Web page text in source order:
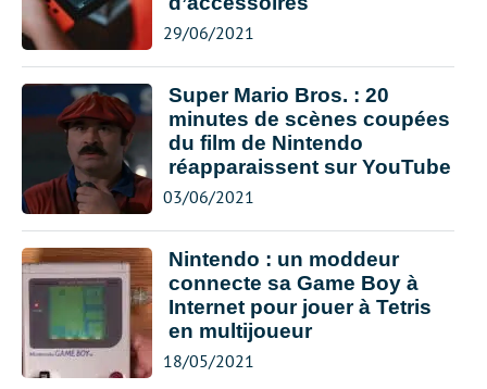
29/06/2021
Super Mario Bros. : 20
minutes de scènes coupées
du film de Nintendo
réapparaissent sur YouTube
03/06/2021
Nintendo : un moddeur
connecte sa Game Boy à
Internet pour jouer à Tetris
en multijoueur
18/05/2021